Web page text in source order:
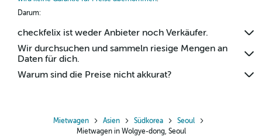
Darum:
checkfelix ist weder Anbieter noch Verkäufer.
Wir durchsuchen und sammeln riesige Mengen an
Daten für dich.
Warum sind die Preise nicht akkurat?
Mietwagen Asien Südkorea
Seoul
Mietwagen in Wolgye-dong, Seoul